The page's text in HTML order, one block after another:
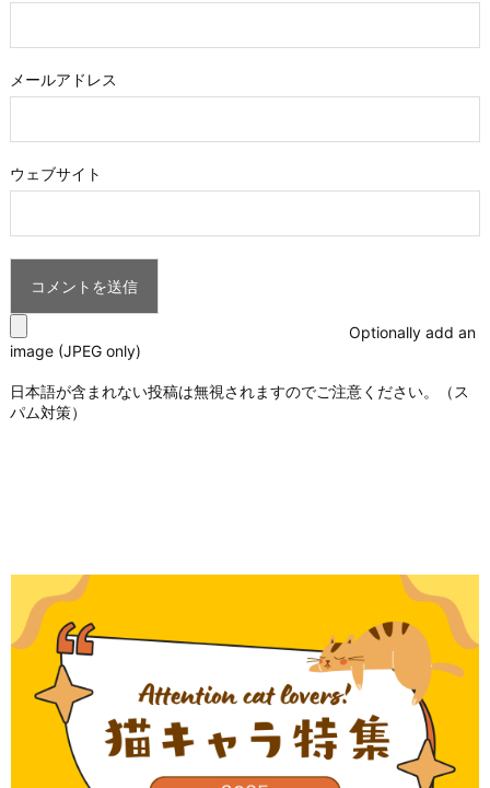
メールアドレス
ウェブサイト
Optionally add an
image (JPEG only)
日本語が含まれない投稿は無視されますのでご注意ください。（ス
パム対策）